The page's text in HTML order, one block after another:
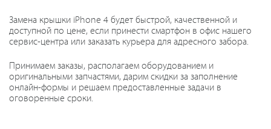
Замена крышки iPhone 4 будет быстрой, качественной и
доступной по цене, если принести смартфон в офис нашего
сервис-центра или заказать курьера для адресного забора.
Принимаем заказы, располагаем оборудованием и
оригинальными запчастями, дарим скидки за заполнение
онлайн-формы и решаем предоставленные задачи в
оговоренные сроки.